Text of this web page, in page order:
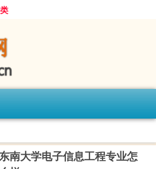
南大学电子信息工程专业怎